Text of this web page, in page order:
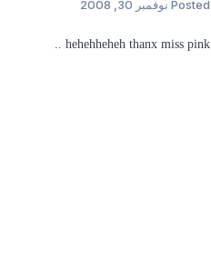
Posted نوفمبر 30, 2008
hehehheheh thanx miss pink ..